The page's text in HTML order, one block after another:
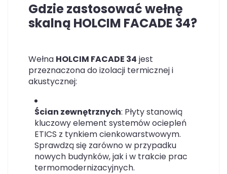
Gdzie zastosować wełnę
skalną HOLCIM FACADE 34?
Wełna HOLCIM FACADE 34 jest
przeznaczona do izolacji termicznej i
akustycznej:
Ścian zewnętrznych: Płyty stanowią
kluczowy element systemów ociepleń
ETICS z tynkiem cienkowarstwowym.
Sprawdzą się zarówno w przypadku
nowych budynków, jak i w trakcie prac
termomodernizacyjnych.